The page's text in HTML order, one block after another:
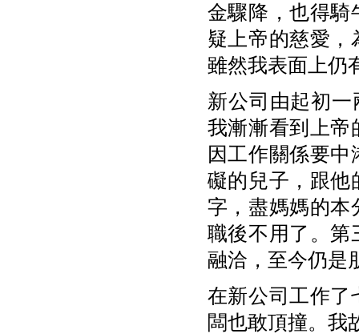
金驟降，也得騎
疑上帝的慈愛，
雖然我表面上仍
新公司由起初
我漸漸看到上帝
因工作關係要
礙的兒子，跟他
字，盡媽媽的本
職後不用了。第
融洽，至今仍是
在新公司工作了
闆也敢頂撞。我